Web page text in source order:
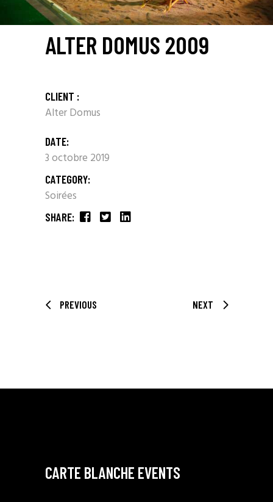
ALTER DOMUS 2009
CLIENT :
Alter Domus
DATE:
3 octobre 2019
CATEGORY:
Soirées
SHARE:
PREVIOUS NEXT
CARTE BLANCHE EVENTS